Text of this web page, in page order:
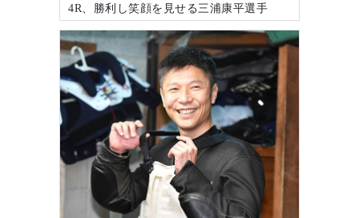
4R、勝利し笑顔を見せる三浦康平選手